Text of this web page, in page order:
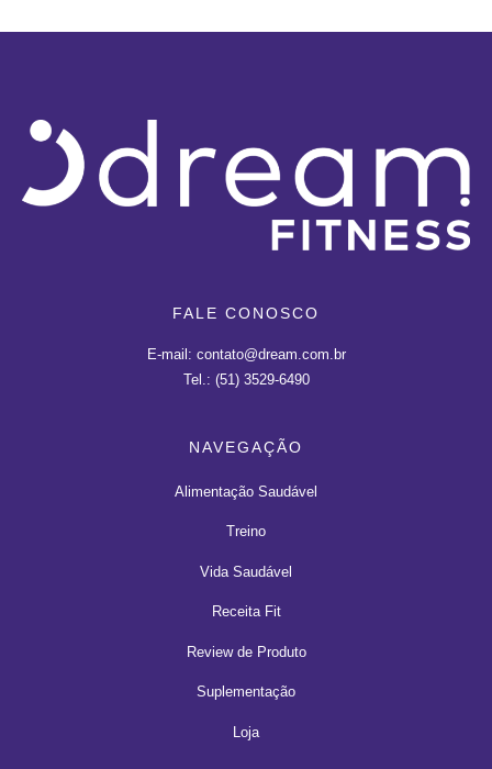
FALE CONOSCO
E-mail: contato@dream.com.br
Tel.: (51) 3529-6490
NAVEGAÇÃO
Alimentação Saudável
Treino
Vida Saudável
Receita Fit
Review de Produto
Suplementação
Loja